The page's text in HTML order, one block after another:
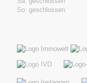
So: geschlossen